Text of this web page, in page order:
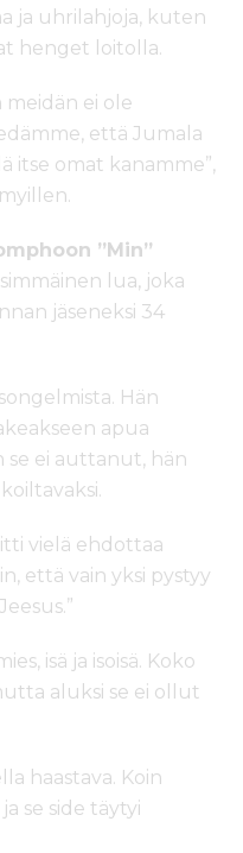
ja uhrilahjoja, kuten
henget loitolla.
ei ole
että Jumala
itse omat kanamme”,
”Min”
lua, joka
jäseneksi 34
Hän
apua
se ei auttanut, hän
vielä ehdottaa
että vain yksi pystyy
isä ja isoisä. Koko
aluksi se ei ollut
haastava. Koin
se side täytyi